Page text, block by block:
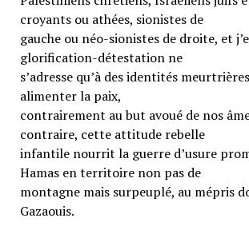
croyants ou athées, sionistes de
gauche ou néo-sionistes de droite, et
glorification-détestation ne
s’adresse qu’à des identités
alimenter la paix,
contrairement au but avoué de nos
contraire, cette attitude rebelle
infantile nourrit la guerre d’usure
Hamas en territoire non pas de
montagne mais surpeuplé, au mépris
Gazaouis.